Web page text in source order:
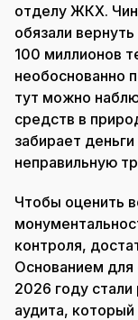
отделу ЖКХ.
обязали
100 миллионов
необоснованно
тут можно
средств в
забирает
неправильную
Чтобы оценить
контроля,
Основанием для
2026 году стали
аудита,